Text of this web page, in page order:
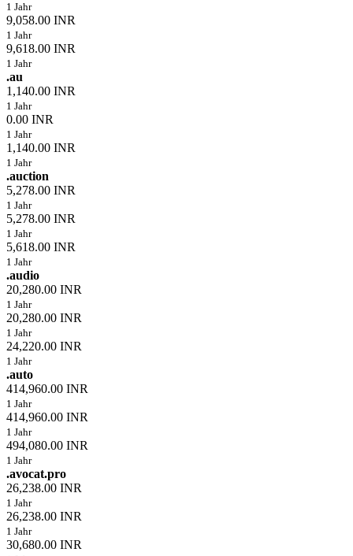
1 Jahr
9,058.00 INR
1 Jahr
9,618.00 INR
1 Jahr
.au
1,140.00 INR
1 Jahr
0.00 INR
1 Jahr
1,140.00 INR
1 Jahr
.auction
5,278.00 INR
1 Jahr
5,278.00 INR
1 Jahr
5,618.00 INR
1 Jahr
.audio
20,280.00 INR
1 Jahr
20,280.00 INR
1 Jahr
24,220.00 INR
1 Jahr
.auto
414,960.00 INR
1 Jahr
414,960.00 INR
1 Jahr
494,080.00 INR
1 Jahr
.avocat.pro
26,238.00 INR
1 Jahr
26,238.00 INR
1 Jahr
30,680.00 INR